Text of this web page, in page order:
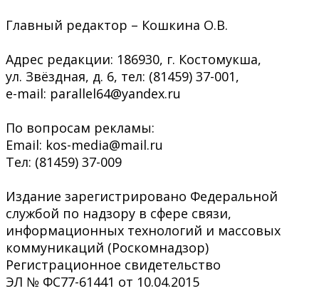
Главный редактор – Кошкина О.В.
Адрес редакции: 186930, г. Костомукша,
ул. Звёздная, д. 6, тел: (81459) 37-001,
e-mail: parallel64@yandex.ru
По вопросам рекламы:
Email: kos-media@mail.ru
Тел: (81459) 37-009
Издание зарегистрировано Федеральной
службой по надзору в сфере связи,
информационных технологий и массовых
коммуникаций (Роскомнадзор)
Регистрационное свидетельство
ЭЛ № ФС77-61441 от 10.04.2015